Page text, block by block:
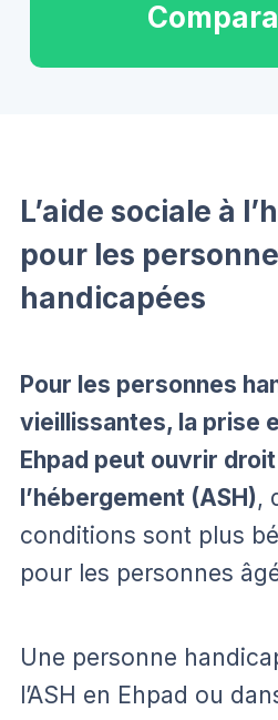
L’aide sociale à
pour les
handicapées
Pour les personnes
vieillissantes, la prise
Ehpad peut ouvrir
l’hébergement (ASH),
conditions sont plus
pour les personnes
Une personne
l’ASH en Ehpad ou